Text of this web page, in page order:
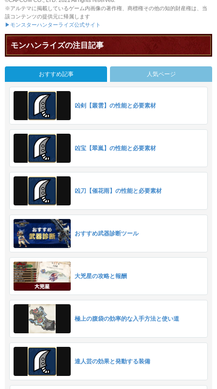
※アルテマに掲載しているゲーム内画像の著作権、商標権その他の知的財産権は、当
該コンテンツの提供元に帰属します
▶モンスターハンターライズ公式サイト
モンハンライズの注目記事
おすすめ記事 人気ページ
凶剣【叢雲】の性能と必要素材
凶宝【翠嵐】の性能と必要素材
凶刀【催花雨】の性能と必要素材
おすすめ武器診断ツール
大兇星の攻略と報酬
極上の腹袋の効率的な入手方法と使い道
達人芸の効果と発動する装備